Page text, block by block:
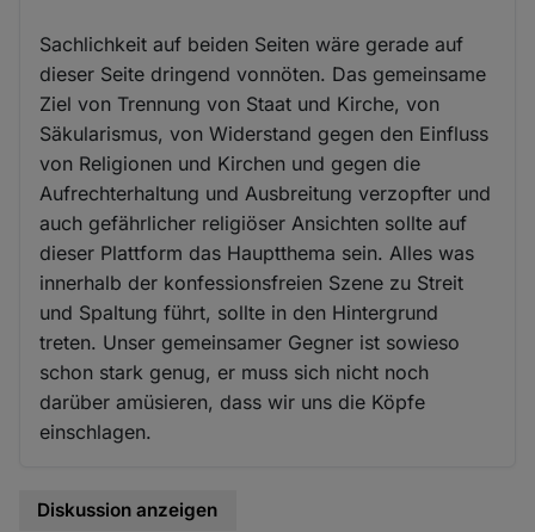
Sachlichkeit auf beiden Seiten wäre gerade auf
dieser Seite dringend vonnöten. Das gemeinsame
Ziel von Trennung von Staat und Kirche, von
Säkularismus, von Widerstand gegen den Einfluss
von Religionen und Kirchen und gegen die
Aufrechterhaltung und Ausbreitung verzopfter und
auch gefährlicher religiöser Ansichten sollte auf
dieser Plattform das Hauptthema sein. Alles was
innerhalb der konfessionsfreien Szene zu Streit
und Spaltung führt, sollte in den Hintergrund
treten. Unser gemeinsamer Gegner ist sowieso
schon stark genug, er muss sich nicht noch
darüber amüsieren, dass wir uns die Köpfe
einschlagen.
Diskussion anzeigen